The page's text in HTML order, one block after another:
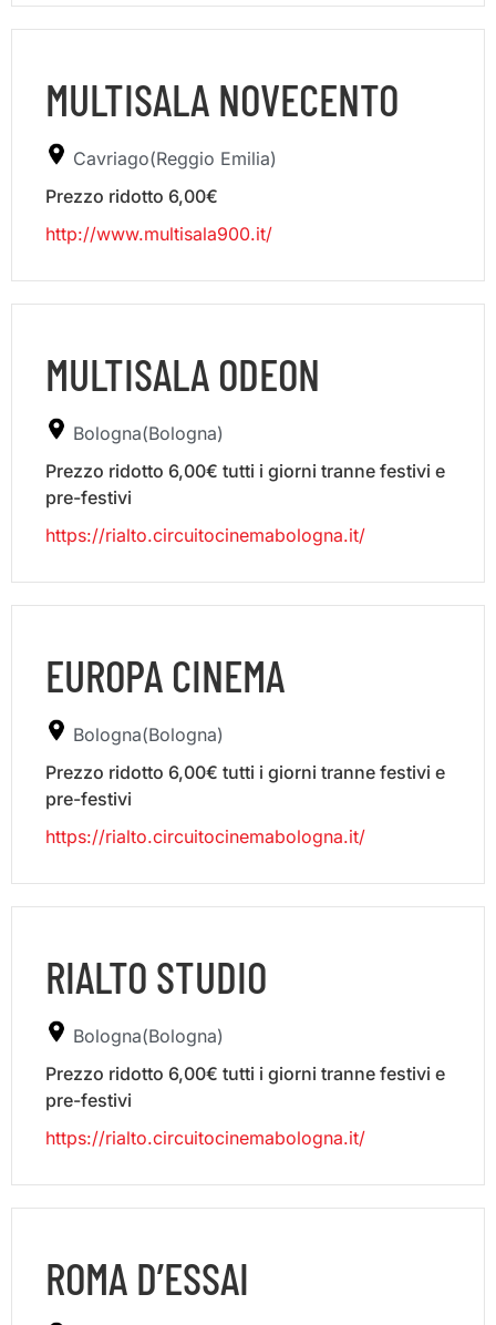
MULTISALA NOVECENTO
Cavriago(Reggio Emilia)
Prezzo ridotto 6,00€
http://www.multisala900.it/
MULTISALA ODEON
Bologna(Bologna)
Prezzo ridotto 6,00€ tutti i giorni tranne festivi e
pre-festivi
https://rialto.circuitocinemabologna.it/
EUROPA CINEMA
Bologna(Bologna)
Prezzo ridotto 6,00€ tutti i giorni tranne festivi e
pre-festivi
https://rialto.circuitocinemabologna.it/
RIALTO STUDIO
Bologna(Bologna)
Prezzo ridotto 6,00€ tutti i giorni tranne festivi e
pre-festivi
https://rialto.circuitocinemabologna.it/
ROMA D’ESSAI